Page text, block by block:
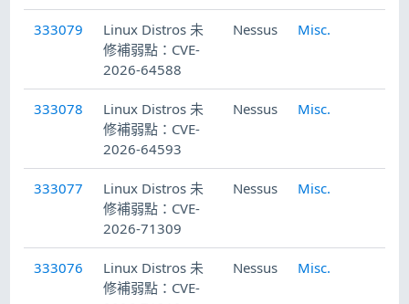
333079
Linux Distros 未
修補弱點：CVE-
2026-64588
Nessus Misc.
333078
Linux Distros 未
修補弱點：CVE-
2026-64593
Nessus Misc.
333077
Linux Distros 未
修補弱點：CVE-
2026-71309
Nessus Misc.
333076
Linux Distros 未
修補弱點：CVE-
Nessus Misc.